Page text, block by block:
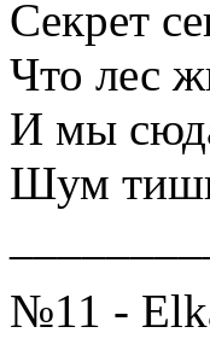
Секрет
Что лес
И мы
Шум
№11 -